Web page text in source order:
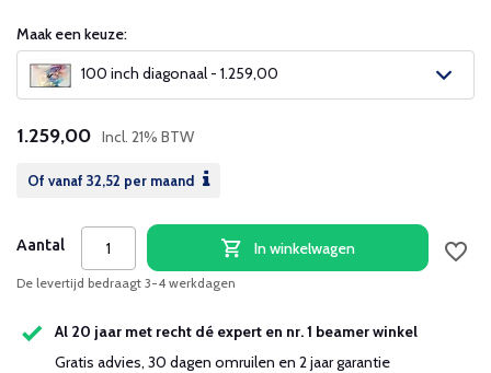
Maak een keuze:
100 inch diagonaal - 1.259,00
1.259,00 Incl. 21% BTW
Of vanaf 32,52 per maand
Aantal In winkelwagen
De levertijd bedraagt 3-4 werkdagen
Al 20 jaar met recht dé expert en nr. 1 beamer winkel
Gratis advies, 30 dagen omruilen en 2 jaar garantie